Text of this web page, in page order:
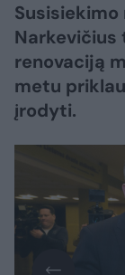
Narkevičius
renovaciją
metu
įrodyti.